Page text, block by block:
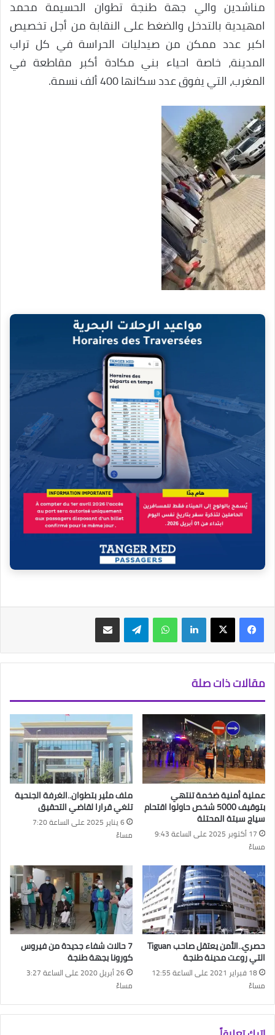
مناشدين والي جهة طنجة تطوان الحسيمة محمد
امهيدية بالتدخل والضغط على النقابة من أجل تخصيص
اكبر عدد ممكن من صيدليات الحراسة في كل تراب
المدينة، خاصة احياء بني مكادة أكبر مقاطعة في
المغرب، التي يفوق عدد سكانها 400 ألف نسمة.
فيسبوك‫X لينكدإن واتساب تيلقرام مشاركة عبر البريد
مقالات ذات صلة
عملية أمنية ضخمة تنتهي
بتوقيف 5000 شخص حاولوا اقتحام
سياج سبتة المحتلة
17 أكتوبر 2025 على الساعة 9:43
مساءً
ملف مثير بتطوان..الغرفة الجنحية
تلغي قرارا لقاضي التحقيق
6 يناير 2025 على الساعة 7:20
مساءً
حصري..الأمن يعتقل صاحب Tiguan
التي روعت مدينة طنجة
18 فبراير 2021 على الساعة 12:55
مساءً
7 حالات شفاء جديدة من فيروس
كورونا بجهة طنجة
26 أبريل 2020 على الساعة 3:27
مساءً